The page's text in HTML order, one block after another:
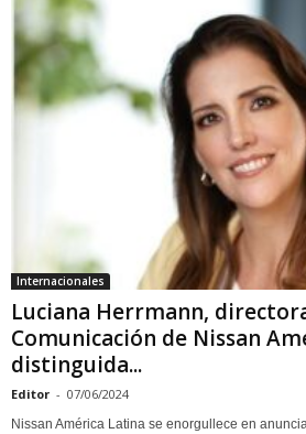
Internacionales
Luciana Herrmann,
Comunicación de Nissan
distinguida...
Editor - 07/06/2024
Nissan América Latina se enorgullece en